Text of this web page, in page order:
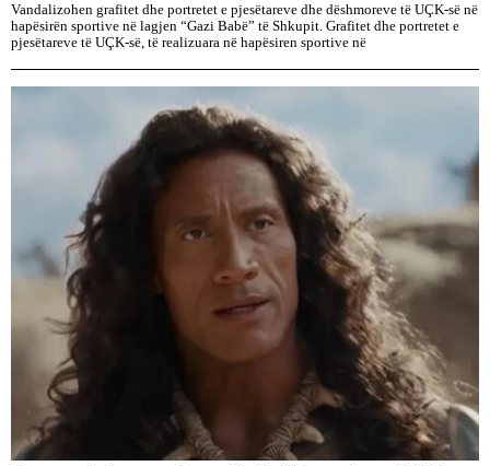
Vandalizohen grafitet dhe portretet e pjesëtareve dhe dëshmoreve të UÇK-së në
hapësirën sportive në lagjen “Gazi Babë” të Shkupit. Grafitet dhe portretet e
pjesëtareve të UÇK-së, të realizuara në hapësiren sportive në